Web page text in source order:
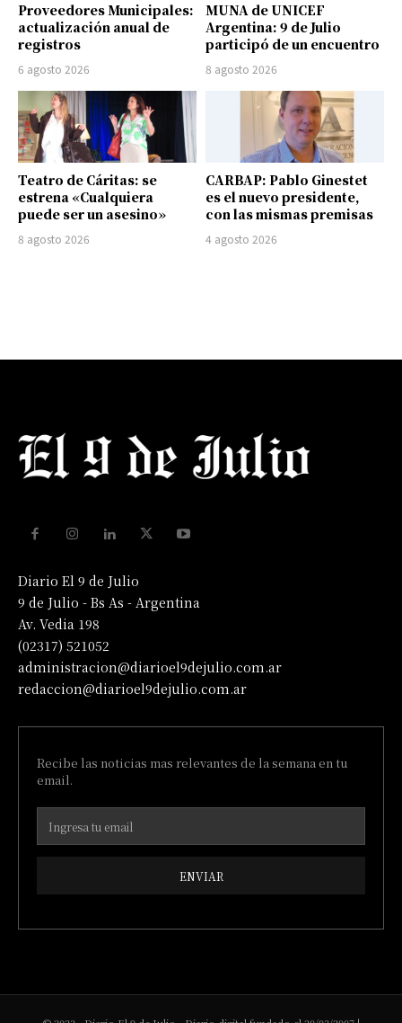
Proveedores Municipales:
actualización anual de
registros
6 agosto 2026
MUNA de UNICEF
Argentina: 9 de Julio
participó de un encuentro
8 agosto 2026
Teatro de Cáritas: se
estrena «Cualquiera
puede ser un asesino»
8 agosto 2026
CARBAP: Pablo Ginestet
es el nuevo presidente,
con las mismas premisas
4 agosto 2026
Diario El 9 de Julio
9 de Julio - Bs As - Argentina
Av. Vedia 198
(02317) 521052
administracion@diarioel9dejulio.com.ar
redaccion@diarioel9dejulio.com.ar
Recibe las noticias mas relevantes de la semana en tu
email.
ENVIAR